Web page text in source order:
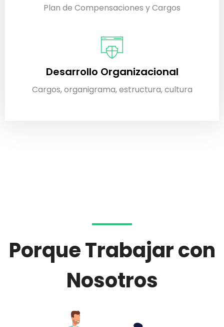
Plan de Compensaciones y Cargos
Desarrollo Organizacional
Cargos, organigrama, estructura, cultura
Porque Trabajar con
Nosotros